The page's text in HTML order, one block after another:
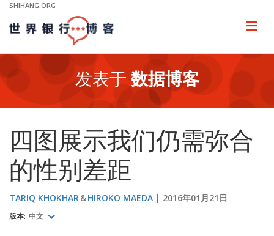
Skip
Main
Navigation
SHIHANG.ORG
Page
发表于 数据博客
四图展示我们仍需弥合
的性别差距
TARIQ KHOKHAR HIROKO MAEDA 2016年01月21日
版本: 中文